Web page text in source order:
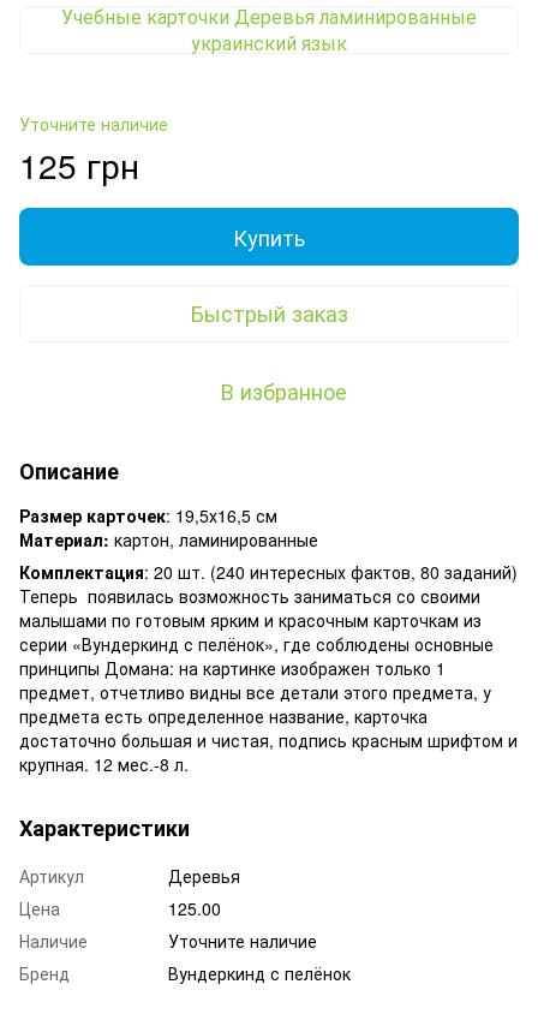
Учебные карточки Деревья ламинированные
украинский язык
Уточните наличие
125 грн
Купить
Быстрый заказ
В избранное
Описание
Размер карточек: 19,5х16,5 см
Материал: картон, ламинированные
Комплектация: 20 шт. (240 интересных фактов, 80 заданий)
Теперь появилась возможность заниматься со своими
малышами по готовым ярким и красочным карточкам из
серии «Вундеркинд с пелёнок», где соблюдены основные
принципы Домана: на картинке изображен только 1
предмет, отчетливо видны все детали этого предмета, у
предмета есть определенное название, карточка
достаточно большая и чистая, подпись красным шрифтом и
крупная. 12 мес.-8 л.
Характеристики
Артикул
Деревья
Цена
125.00
Наличие
Уточните наличие
Бренд
Вундеркинд с пелёнок